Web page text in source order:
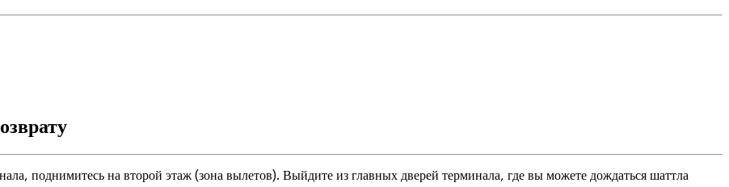
поднимитесь на второй этаж (зона вылетов). Выйдите из главных дверей терминала, где вы можете дождаться шаттла